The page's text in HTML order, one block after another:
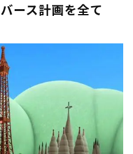
リーレン一番くじ」を記念に
かの下剋上！？「魔族達のラ
「女神の石碑編」＆「帝国編
のレヴォルテ編」・「黄金郷
級魔法使い選抜試験編」のキ
族が猛反対。家族から信じら
ゴッフィーのサムネ草
ース計画を全て